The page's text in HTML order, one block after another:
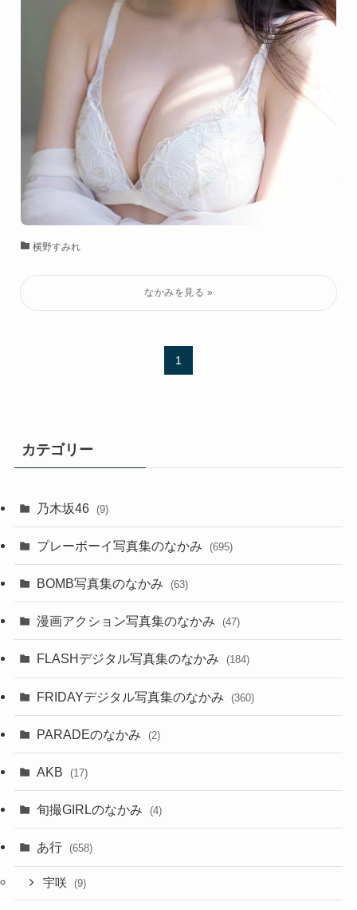
横野すみれ
1
カテゴリー
乃木坂46 (9)
プレーボーイ写真集のなかみ (695)
BOMB写真集のなかみ (63)
漫画アクション写真集のなかみ (47)
FLASHデジタル写真集のなかみ (184)
FRIDAYデジタル写真集のなかみ (360)
PARADEのなかみ (2)
AKB (17)
旬撮GIRLのなかみ (4)
あ行 (658)
宇咲 (9)